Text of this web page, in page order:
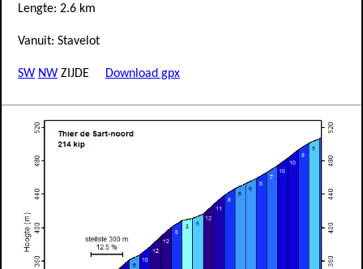
Lengte: 2.6 km
Vanuit: Stavelot
SW NW ZIJDE Download gpx